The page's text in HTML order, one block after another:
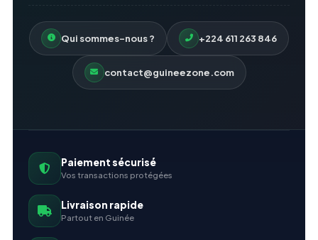
Qui sommes-nous ? +224 611 263 846
contact@guineezone.com
Paiement sécurisé
Vos transactions protégées
Livraison rapide
Partout en Guinée